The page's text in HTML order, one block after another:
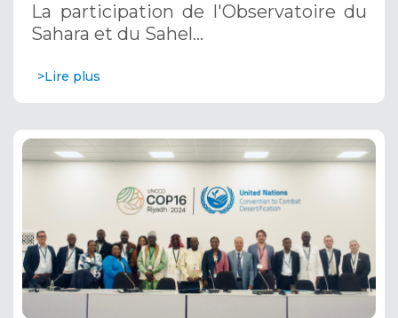
Saoudite
La participation de l'Observatoire du
Sahara et du Sahel…
>Lire plus